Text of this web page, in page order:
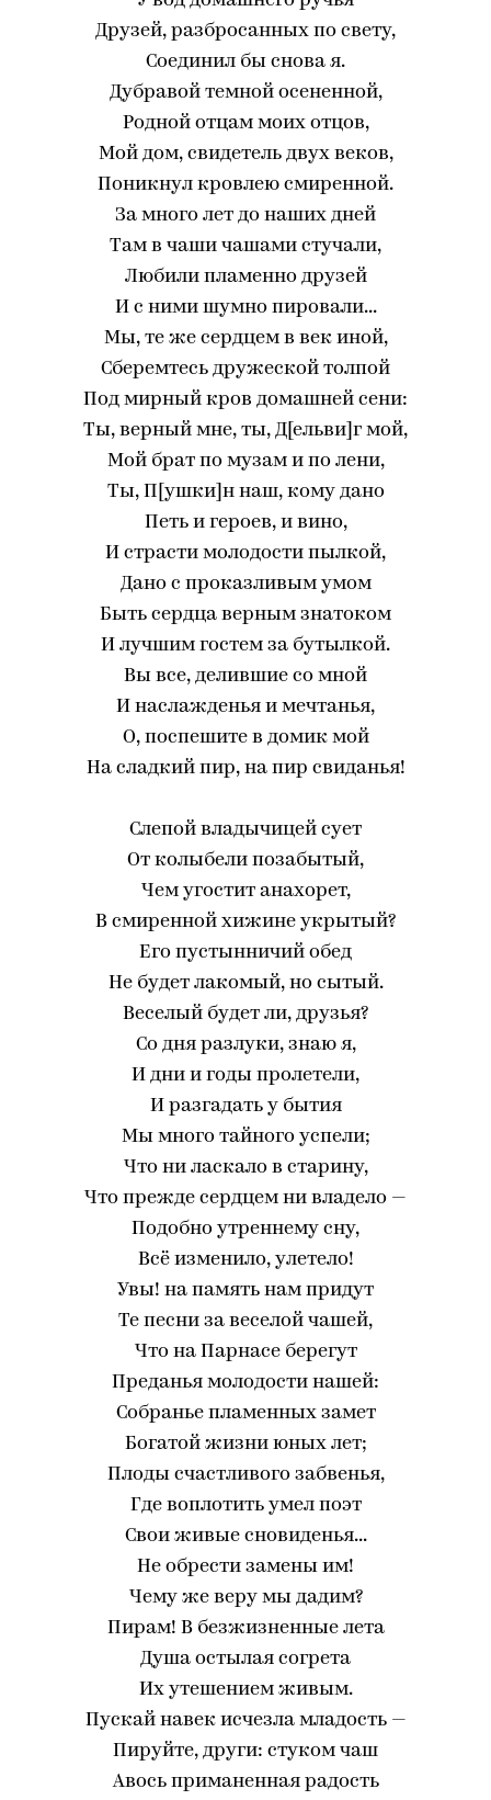
Друзей, разбросанных по свету,
Соединил бы снова я.
Дубравой темной осененной,
Родной отцам моих отцов,
Мой дом, свидетель двух веков,
Поникнул кровлею смиренной.
За много лет до наших дней
Там в чаши чашами стучали,
Любили пламенно друзей
И с ними шумно пировали...
Мы, те же сердцем в век иной,
Сберемтесь дружеской толпой
Под мирный кров домашней сени:
Ты, верный мне, ты, Д[ельви]г мой,
Мой брат по музам и по лени,
Ты, П[ушки]н наш, кому дано
Петь и героев, и вино,
И страсти молодости пылкой,
Дано с проказливым умом
Быть сердца верным знатоком
И лучшим гостем за бутылкой.
Вы все, делившие со мной
И наслажденья и мечтанья,
О, поспешите в домик мой
На сладкий пир, на пир свиданья!
Слепой владычицей сует
От колыбели позабытый,
Чем угостит анахорет,
В смиренной хижине укрытый?
Его пустынничий обед
Не будет лакомый, но сытый.
Веселый будет ли, друзья?
Со дня разлуки, знаю я,
И дни и годы пролетели,
И разгадать у бытия
Мы много тайного успели;
Что ни ласкало в старину,
Что прежде сердцем ни владело —
Подобно утреннему сну,
Всё изменило, улетело!
Увы! на память нам придут
Те песни за веселой чашей,
Что на Парнасе берегут
Преданья молодости нашей:
Собранье пламенных замет
Богатой жизни юных лет;
Плоды счастливого забвенья,
Где воплотить умел поэт
Свои живые сновиденья...
Не обрести замены им!
Чему же веру мы дадим?
Пирам! В безжизненные лета
Душа остылая согрета
Их утешением живым.
Пускай навек исчезла младость —
Пируйте, други: стуком чаш
Авось приманенная радость